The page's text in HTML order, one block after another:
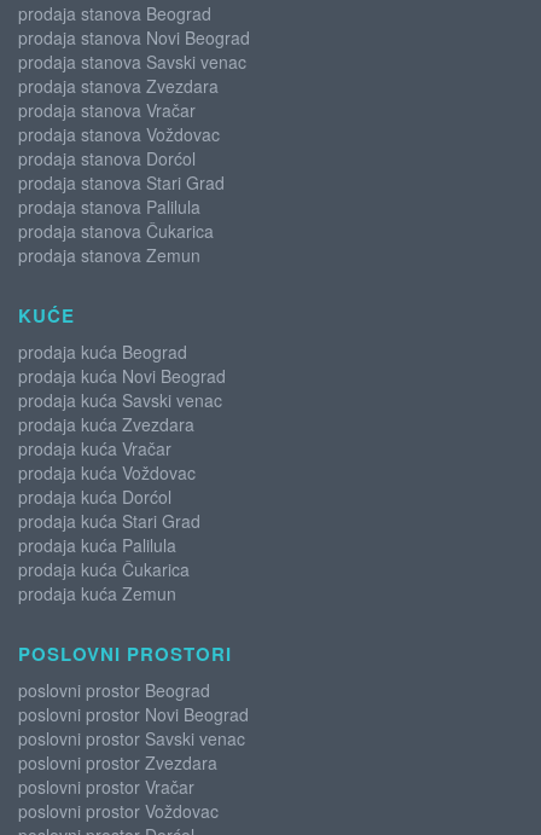
prodaja stanova Beograd
prodaja stanova Novi Beograd
prodaja stanova Savski venac
prodaja stanova Zvezdara
prodaja stanova Vračar
prodaja stanova Voždovac
prodaja stanova Dorćol
prodaja stanova Stari Grad
prodaja stanova Palilula
prodaja stanova Čukarica
prodaja stanova Zemun
KUĆE
prodaja kuća Beograd
prodaja kuća Novi Beograd
prodaja kuća Savski venac
prodaja kuća Zvezdara
prodaja kuća Vračar
prodaja kuća Voždovac
prodaja kuća Dorćol
prodaja kuća Stari Grad
prodaja kuća Palilula
prodaja kuća Čukarica
prodaja kuća Zemun
POSLOVNI PROSTORI
poslovni prostor Beograd
poslovni prostor Novi Beograd
poslovni prostor Savski venac
poslovni prostor Zvezdara
poslovni prostor Vračar
poslovni prostor Voždovac